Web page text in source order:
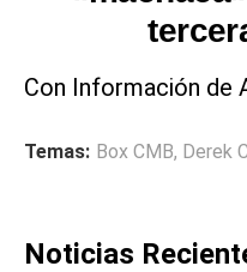
Con Información de
Temas: Box CMB, Derek
Noticias